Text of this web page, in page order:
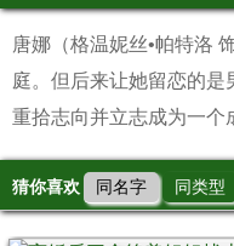
唐娜（格温妮丝•帕特洛
庭。但后来让她留恋的
重拾志向并立志成为一个
猜你喜欢 同名字 同类型